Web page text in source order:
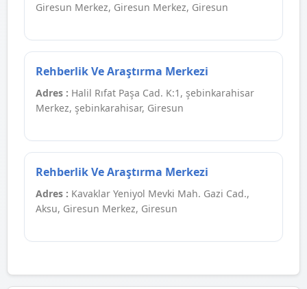
Giresun Merkez, Giresun Merkez, Giresun
Rehberlik Ve Araştırma Merkezi
Adres : Halil Rıfat Paşa Cad. K:1, şebinkarahisar
Merkez, şebinkarahisar, Giresun
Rehberlik Ve Araştırma Merkezi
Adres : Kavaklar Yeniyol Mevki Mah. Gazi Cad.,
Aksu, Giresun Merkez, Giresun